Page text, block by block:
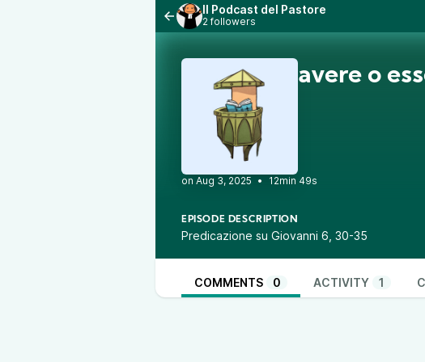
Il Podcast del Pastore
2 followers
avere o
• 12min 49s
EPISODE DESCRIPTION
Predicazione su Giovanni 6, 30-35
COMMENTS 0 ACTIVITY 1